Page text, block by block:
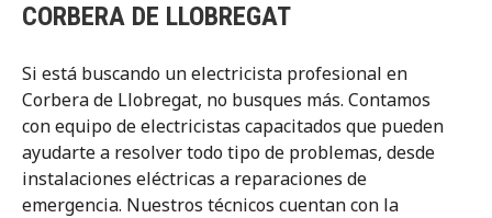
CORBERA DE LLOBREGAT
Si está buscando un electricista profesional en
Corbera de Llobregat, no busques más. Contamos
con equipo de electricistas capacitados que pueden
ayudarte a resolver todo tipo de problemas, desde
instalaciones eléctricas a reparaciones de
emergencia. Nuestros técnicos cuentan con la